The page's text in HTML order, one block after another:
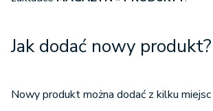
Jak dodać nowy produkt?
Nowy produkt można dodać z kilku